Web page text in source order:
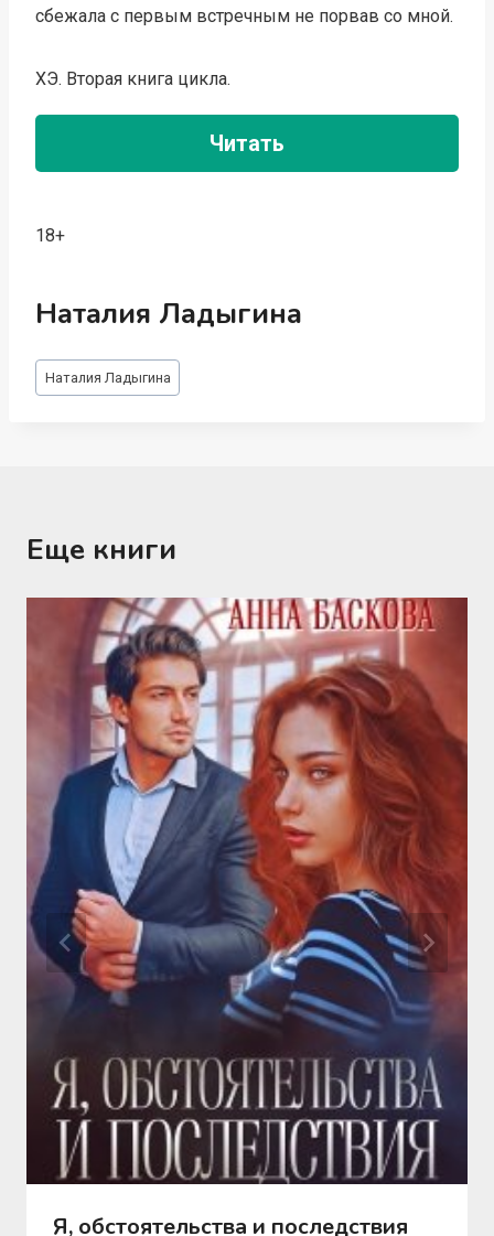
сбежала с первым встречным не порвав со мной.
ХЭ. Вторая книга цикла.
Читать
18+
Наталия Ладыгина
Метки
записи:
Наталия Ладыгина
Еще книги
Я, обстоятельства и последствия